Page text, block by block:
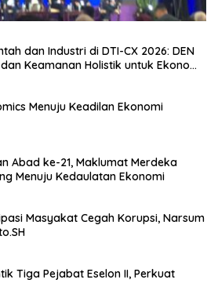
dan Industri di DTI-CX 2026: DEN
Keamanan Holistik untuk Ekonomi
Menuju Keadilan Ekonomi
Abad ke-21, Maklumat Merdeka
Menuju Kedaulatan Ekonomi
Masyakat Cegah Korupsi, Narsum